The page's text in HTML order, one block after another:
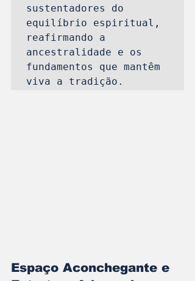
sustentadores do
equilíbrio espiritual,
reafirmando a
ancestralidade e os
fundamentos que mantêm
viva a tradição.
Espaço Aconchegante e